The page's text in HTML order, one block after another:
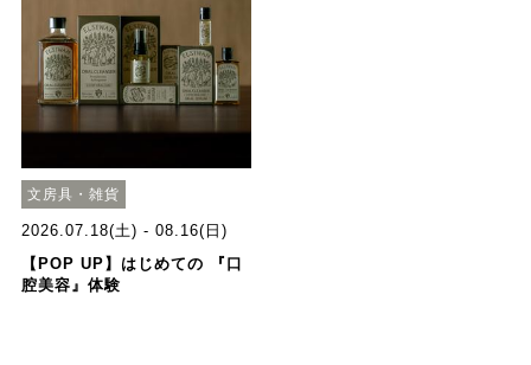
文房具・雑貨
2026.07.18(土) - 08.16(日)
【POP UP】はじめての 『口
腔美容』体験